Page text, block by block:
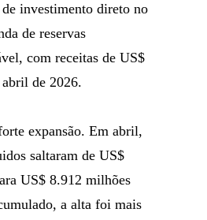
de investimento direto no
de reservas
com receitas de US$
de 2026.
expansão. Em abril,
saltaram de US$
US$ 8.912 milhões
a alta foi mais